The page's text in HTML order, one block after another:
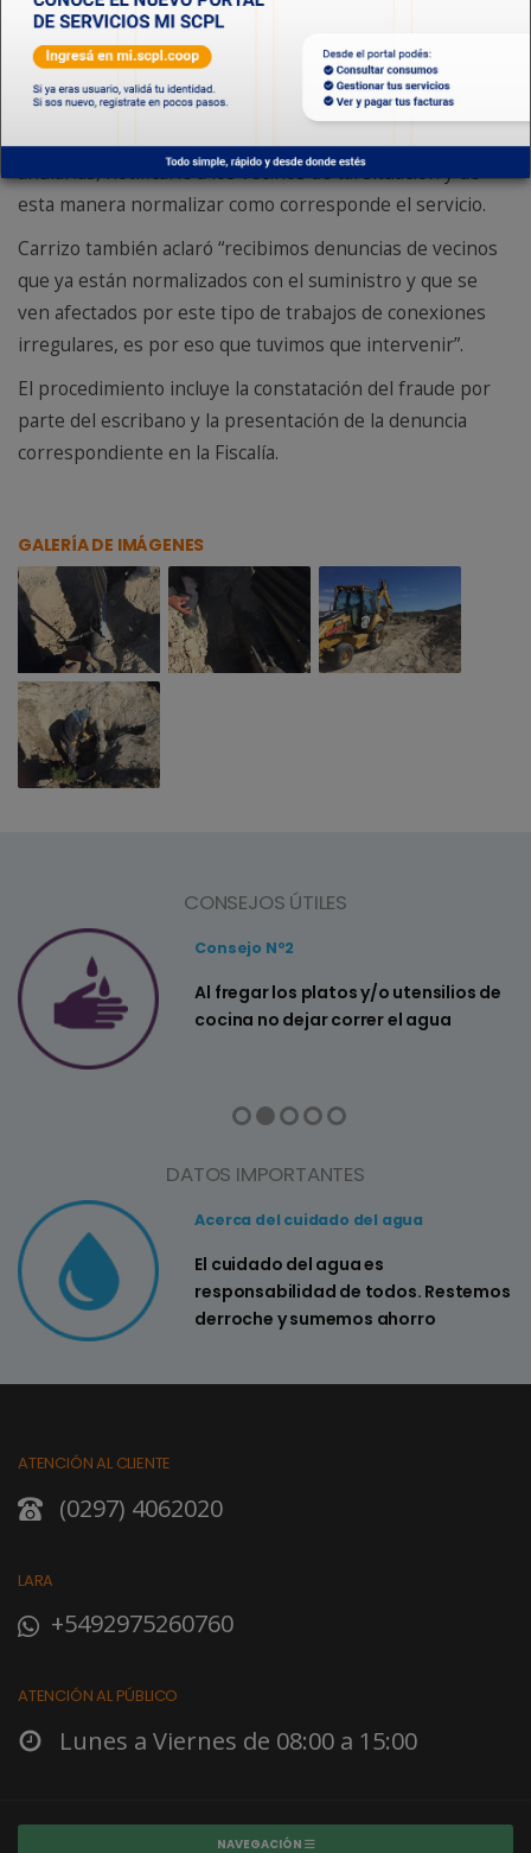
de dos pulgadas, la misma se está realizando desde el
acueducto que alimenta Caleta Córdova y al Regimiento.
Durante el mes de agosto del año pasado la SCPL detectó
conexiones irregulares de agua en Km17, y se procedió a
anularlas, notificarle a los vecinos de tal situación y de
esta manera normalizar como corresponde el servicio.
Carrizo también aclaró “recibimos denuncias de vecinos
que ya están normalizados con el suministro y que se
ven afectados por este tipo de trabajos de conexiones
irregulares, es por eso que tuvimos que intervenir”.
El procedimiento incluye la constatación del fraude por
parte del escribano y la presentación de la denuncia
correspondiente en la Fiscalía.
GALERÍA DE IMÁGENES
CONSEJOS ÚTILES
Consejo Nº2
Al fregar los platos y/o utensilios de
cocina no dejar correr el agua
DATOS IMPORTANTES
Acerca del cuidado del agua
El cuidado del agua es
responsabilidad de todos. Restemos
derroche y sumemos ahorro
ATENCIÓN AL CLIENTE
(0297) 4062020
LARA
+5492975260760
ATENCIÓN AL PÚBLICO
Lunes a Viernes de 08:00 a 15:00
NAVEGACIÓN